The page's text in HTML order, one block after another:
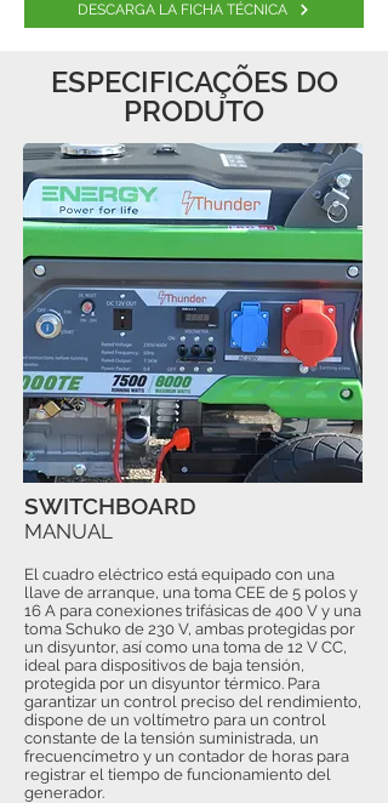
DESCARGA LA FICHA TÉCNICA
ESPECIFICAÇÕES DO
PRODUTO
El cuadro eléctrico está equipado con una
llave de arranque, una toma CEE de 5 polos y
16 A para conexiones trifásicas de 400 V y una
toma Schuko de 230 V, ambas protegidas por
un disyuntor, así como una toma de 12 V CC,
ideal para dispositivos de baja tensión,
protegida por un disyuntor térmico. Para
garantizar un control preciso del rendimiento,
dispone de un voltímetro para un control
constante de la tensión suministrada, un
frecuencímetro y un contador de horas para
registrar el tiempo de funcionamiento del
generador.
SWITCHBOARD
MANUAL